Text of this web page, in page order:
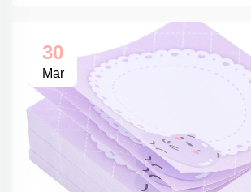
30
Mar